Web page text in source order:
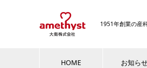
1951年創業の産
HOME お知ら